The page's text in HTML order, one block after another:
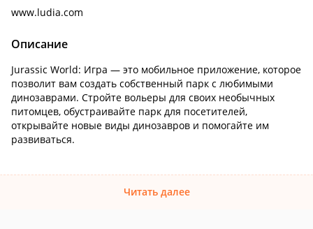
www.ludia.com
Описание
Jurassic World: Игра — это мобильное приложение, которое
позволит вам создать собственный парк с любимыми
динозаврами. Стройте вольеры для своих необычных
питомцев, обустраивайте парк для посетителей,
открывайте новые виды динозавров и помогайте им
развиваться.
Читать далее